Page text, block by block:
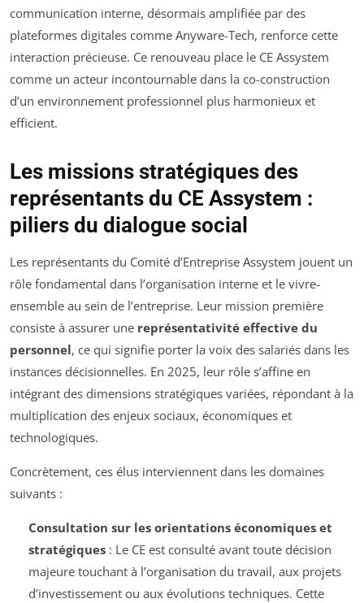
communication interne, désormais amplifiée par des
plateformes digitales comme Anyware-Tech, renforce cette
interaction précieuse. Ce renouveau place le CE Assystem
comme un acteur incontournable dans la co-construction
d’un environnement professionnel plus harmonieux et
efficient.
Les missions stratégiques des
représentants du CE Assystem :
piliers du dialogue social
Les représentants du Comité d’Entreprise Assystem jouent un
rôle fondamental dans l’organisation interne et le vivre-
ensemble au sein de l’entreprise. Leur mission première
consiste à assurer une représentativité effective du
personnel, ce qui signifie porter la voix des salariés dans les
instances décisionnelles. En 2025, leur rôle s’affine en
intégrant des dimensions stratégiques variées, répondant à la
multiplication des enjeux sociaux, économiques et
technologiques.
Concrètement, ces élus interviennent dans les domaines
suivants :
Consultation sur les orientations économiques et
stratégiques: Le CE est consulté avant toute décision
majeure touchant à l’organisation du travail, aux projets
d’investissement ou aux évolutions techniques. Cette